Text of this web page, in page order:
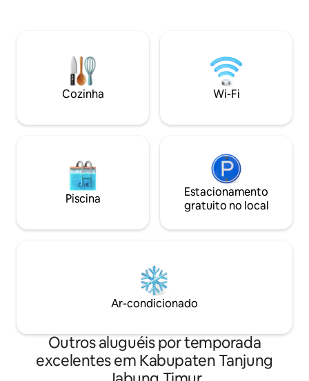
Cozinha Wi-Fi
Piscina
Estacionamento
gratuito no local
Ar-condicionado
Outros aluguéis por temporada
excelentes em Kabupaten Tanjung